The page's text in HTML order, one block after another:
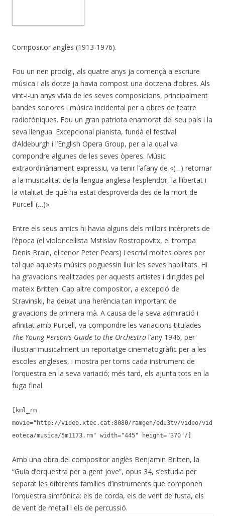
Compositor anglès (1913-1976).
Fou un nen prodigi, als quatre anys ja començà a escriure
música i als dotze ja havia compost una dotzena d’obres. Als
vint-i-un anys vivia de les seves composicions, principalment
bandes sonores i música incidental per a obres de teatre
radiofòniques. Fou un gran patriota enamorat del seu país i la
seva llengua. Excepcional pianista, fundà el festival
d’Aldeburgh i l’English Opera Group, per a la qual va
compondre algunes de les seves òperes. Músic
extraordinàriament expressiu, va tenir l’afany de «(…) retornar
a la musicalitat de la llengua anglesa l’esplendor, la llibertat i
la vitalitat de què ha estat desproveïda des de la mort de
Purcell (…)».
Entre els seus amics hi havia alguns dels millors intèrprets de
l’època (el violoncel·lista Mstislav Rostropovitx, el trompa
Denis Brain, el tenor Peter Pears) i escriví moltes obres per
tal que aquests músics poguessin lluir les seves habilitats. Hi
ha gravacions realitzades per aquests artistes i dirigides pel
mateix Britten. Cap altre compositor, a excepció de
Stravinski, ha deixat una herència tan important de
gravacions de primera mà. A causa de la seva admiració i
afinitat amb Purcell, va compondre les variacions titulades
The Young Person’s Guide to the Orchestra l’any 1946, per
il·lustrar musicalment un reportatge cinematogràfic per a les
escoles angleses, i mostra per torns cada instrument de
l’orquestra en la seva variació; més tard, els ajunta tots en la
fuga final.
[kml_rm
movie="http://video.xtec.cat:8080/ramgen/edu3tv/video/vid
eoteca/musica/5m1173.rm" width="445" height="370"/]
Amb una obra del compositor anglès Benjamin Britten, la
“Guia d’orquestra per a gent jove”, opus 34, s’estudia per
separat les diferents famílies d’instruments que componen
l’orquestra simfònica: els de corda, els de vent de fusta, els
de vent de metall i els de percussió.